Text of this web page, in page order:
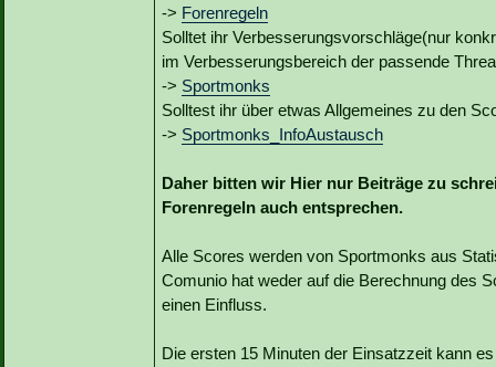
-> Forenregeln
Solltet ihr Verbesserungsvorschläge(nur
im Verbesserungsbereich der passende
-> Sportmonks
Solltest ihr über etwas Allgemeines zu den
-> Sportmonks_InfoAustausch
Daher bitten wir Hier nur Beiträge zu
Forenregeln auch entsprechen.
Alle Scores werden von Sportmonks aus
Comunio hat weder auf die Berechnung des
einen Einfluss.
Die ersten 15 Minuten der Einsatzzeit kann